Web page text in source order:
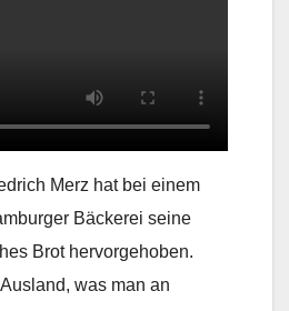
Merz hat bei einem
Bäckerei seine
Brot hervorgehoben.
was man an